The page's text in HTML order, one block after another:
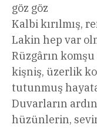
göz göz
Kalbi kırılmış,
Lakin hep var
Rüzgârın
kişniş, üzerlik
tutunmuş
Duvarların
hüzünlerin,